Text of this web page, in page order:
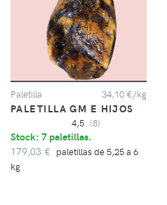
Paletilla 34,10 €/kg
PALETILLA GM E HIJOS
4,5 (8)
Stock: 7 paletillas.
179,03 € paletillas de 5,25 a 6
kg